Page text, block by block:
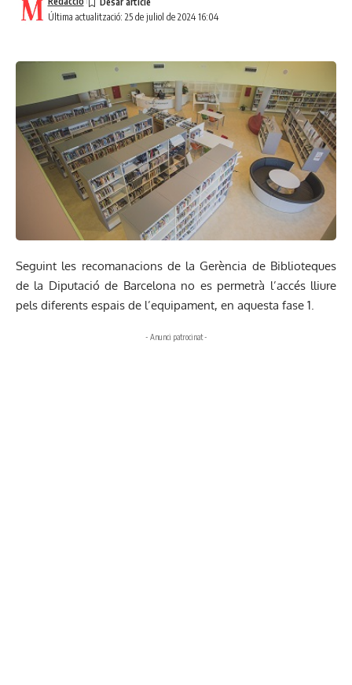
Última actualització: 25 de juliol de 2024 16:04
Seguint les recomanacions de la Gerència de Biblioteques
de la Diputació de Barcelona no es permetrà l’accés lliure
pels diferents espais de l’equipament, en aquesta fase 1.
- Anunci patrocinat -